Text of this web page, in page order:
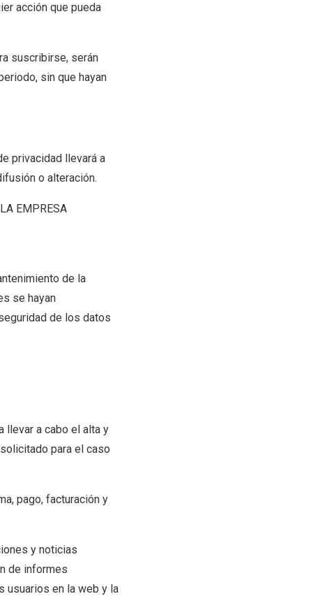
acción que pueda
suscribirse, serán
sin que hayan
privacidad llevará a
o alteración.
EMPRESA
de la
se hayan
de los datos
llevar a cabo el alta y
para el caso
pago, facturación y
y noticias
de informes
usuarios en la web y la